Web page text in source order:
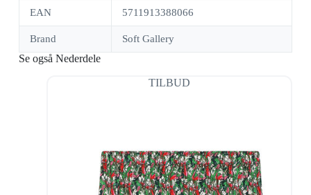
EAN 5711913388066
Brand Soft Gallery
Se også Nederdele
TILBUD